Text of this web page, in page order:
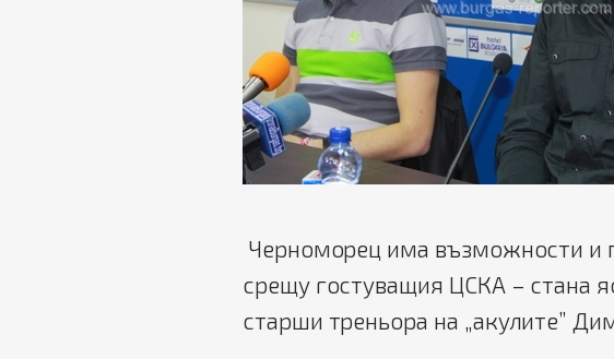
Черноморец има възможности и
срещу гостуващия ЦСКА – стана
старши треньора на „акулите”